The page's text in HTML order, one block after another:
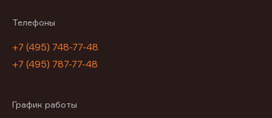
Телефоны
+7 (495) 748-77-48
+7 (495) 787-77-48
График работы